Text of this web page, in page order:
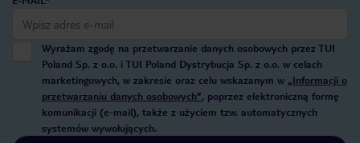
Wyrażam zgodę na przetwarzanie danych osobowych przez TUI
Poland Sp. z o.o. i TUI Poland Dystrybucja Sp. z o.o. w celach
marketingowych, w zakresie oraz celu wskazanym w „Informacji o
przetwarzaniu danych osobowych”, poprzez elektroniczną formę
komunikacji (e-mail), także z użyciem tzw. automatycznych
systemów wywołujących.